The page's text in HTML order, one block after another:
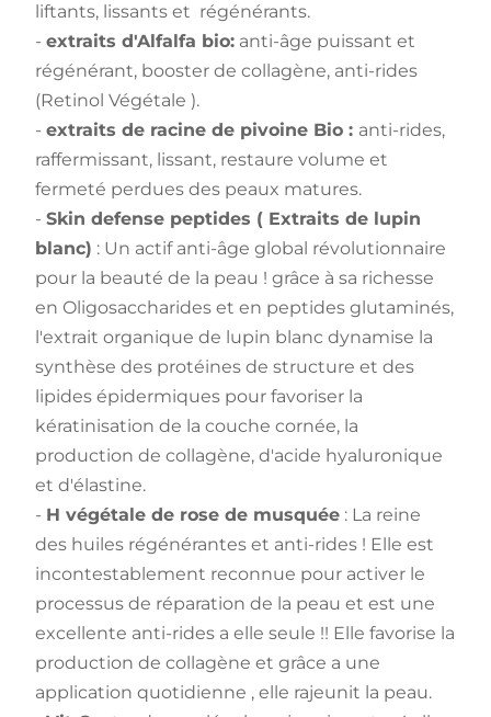
liftants, lissants et régénérants.
- extraits d'Alfalfa bio: anti-âge puissant et
régénérant, booster de collagène, anti-rides
(Retinol Végétale ).
- extraits de racine de pivoine Bio : anti-rides,
raffermissant, lissant, restaure volume et
fermeté perdues des peaux matures.
- Skin defense peptides ( Extraits de lupin
blanc) : Un actif anti-âge global révolutionnaire
pour la beauté de la peau ! grâce à sa richesse
en Oligosaccharides et en peptides glutaminés,
l'extrait organique de lupin blanc dynamise la
synthèse des protéines de structure et des
lipides épidermiques pour favoriser la
kératinisation de la couche cornée, la
production de collagène, d'acide hyaluronique
et d'élastine.
- H végétale de rose de musquée : La reine
des huiles régénérantes et anti-rides ! Elle est
incontestablement reconnue pour activer le
processus de réparation de la peau et est une
excellente anti-rides a elle seule !! Elle favorise la
production de collagène et grâce a une
application quotidienne , elle rajeunit la peau.